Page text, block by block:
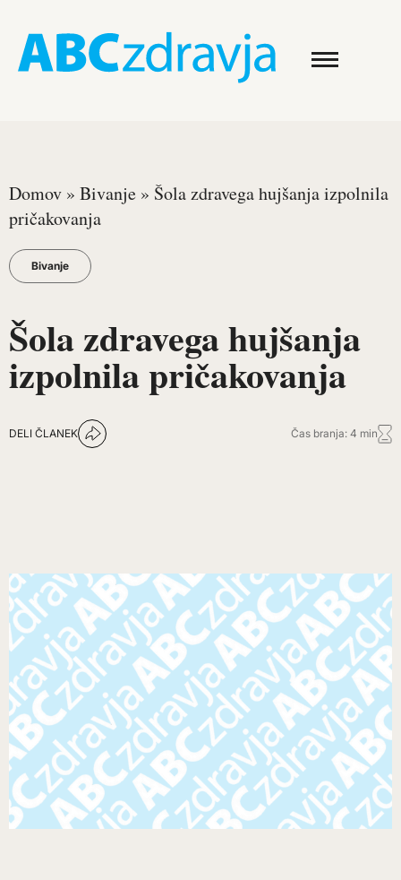
Domov » Bivanje » Šola zdravega hujšanja izpolnila
pričakovanja
Bivanje
Šola zdravega hujšanja
izpolnila pričakovanja
DELI ČLANEK Čas branja: 4 min